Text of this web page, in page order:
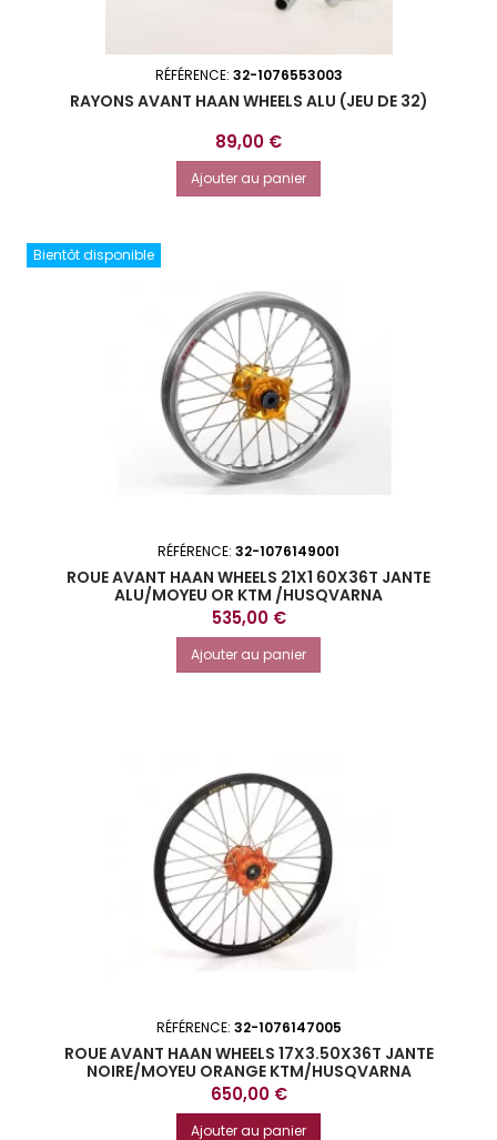
RÉFÉRENCE: 32-1076553003
RAYONS AVANT HAAN WHEELS ALU (JEU DE 32)
Prix
89,00 €
Ajouter au panier
Bientôt disponible
RÉFÉRENCE: 32-1076149001
ROUE AVANT HAAN WHEELS 21X1 60X36T JANTE
ALU/MOYEU OR KTM /HUSQVARNA
Prix
535,00 €
Ajouter au panier
RÉFÉRENCE: 32-1076147005
ROUE AVANT HAAN WHEELS 17X3.50X36T JANTE
NOIRE/MOYEU ORANGE KTM/HUSQVARNA
Prix
650,00 €
Ajouter au panier